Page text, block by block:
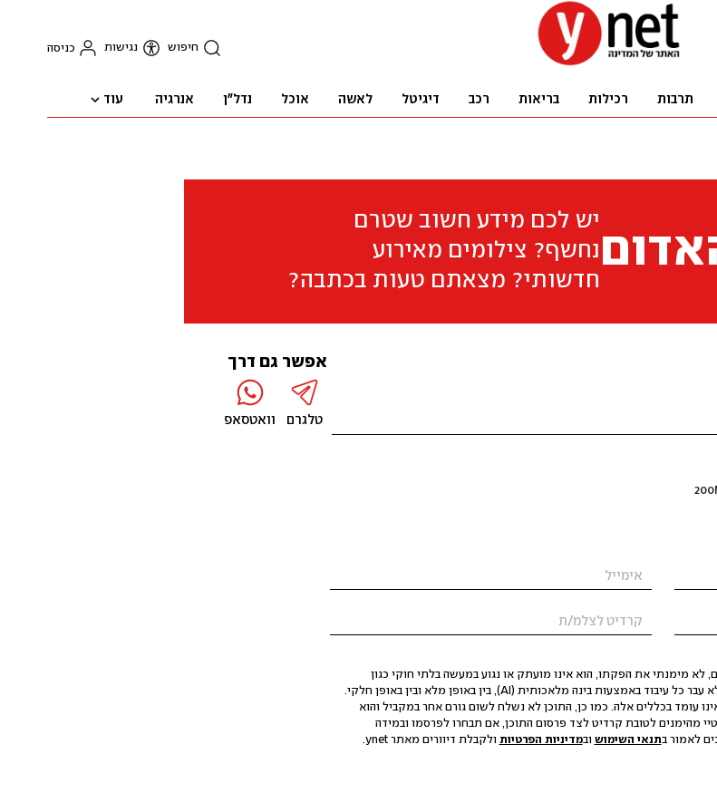
חיפוש נגישות כניסה
תרבות רכילות בריאות רכב דיגיטל לאשה אוכל נדל"ן אנרגיה עוד
יש לכם מידע חשוב שטרם
נחשף? צילומים מאירוע
חדשותי? מצאתם טעות בכתבה?
לא מימנתי את הפקתו, הוא אינו מועתק או נגוע במעשה בלתי חוקי כגון
הסגת גבול ופגיעה בפרטיות. התוכן לא הופק, לא נערך ולא עבר כל עיבוד באמצעות בינה מלאכותית (AI), בין באופן מלא ובין באופן חלקי.
עומד בכללים אלה. כמו כן, התוכן לא נשלח לשום גורם אחר במקביל והוא
מהימנים לטובת קרדיט לצד פרסום התוכן, אם תבחרו לפרסמו ובמידה
לאמור בתנאי השימוש ובמדיניות הפרטיות ולקבלת דיוורים מאתר ynet.
אפשר גם דרך
טלגרם וואטסאפ